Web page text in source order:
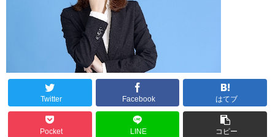
Twitter Facebook はてブ
Pocket LINE コピー